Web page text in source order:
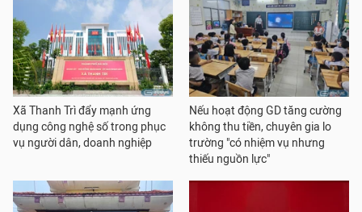
Xã Thanh Trì đẩy mạnh ứng
dụng công nghệ số trong phục
vụ người dân, doanh nghiệp
Nếu hoạt động GD tăng cường
không thu tiền, chuyên gia lo
trường "có nhiệm vụ nhưng
thiếu nguồn lực"